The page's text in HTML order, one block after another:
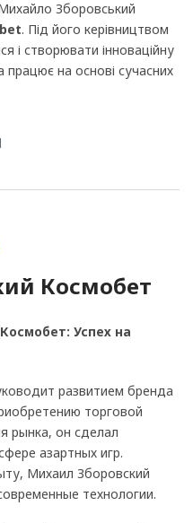
Зборовський
. Під його керівництвом
і створювати інноваційну
на основі сучасних
Космобет
Успех на
развитием бренда
торговой
рынка, он сделал
азартных игр.
Михаил Зборовский
технологии.